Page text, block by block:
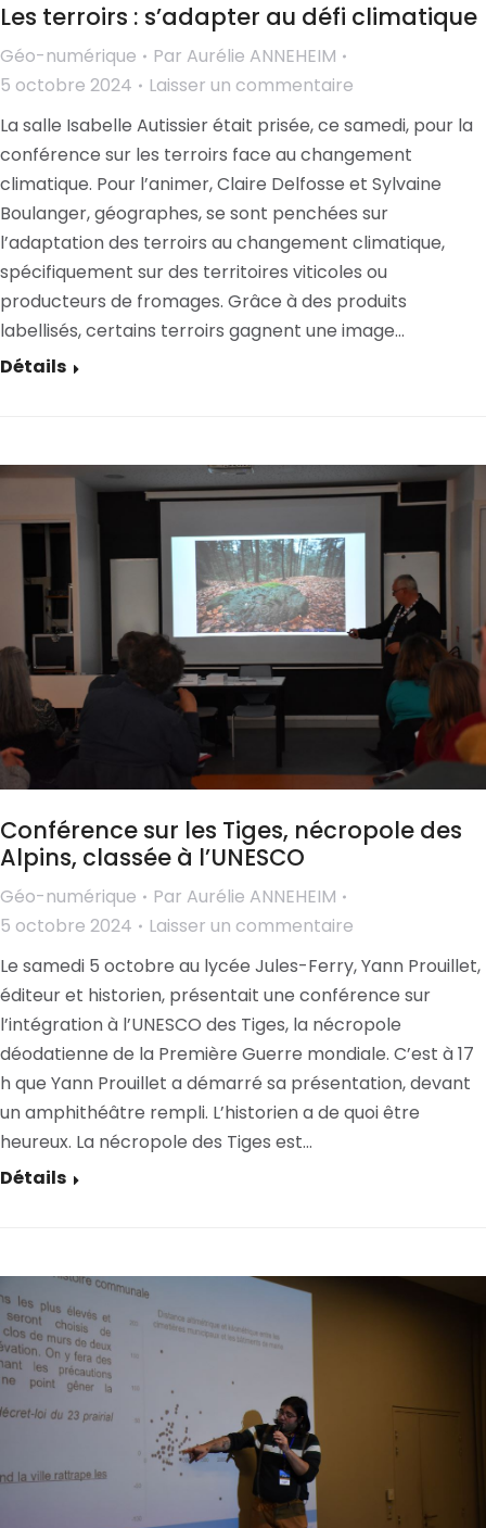
Les terroirs : s’adapter au défi climatique
Géo-numérique Par Aurélie ANNEHEIM
5 octobre 2024
Laisser un commentaire
La salle Isabelle Autissier était prisée, ce samedi, pour la
conférence sur les terroirs face au changement
climatique. Pour l’animer, Claire Delfosse et Sylvaine
Boulanger, géographes, se sont penchées sur
l’adaptation des terroirs au changement climatique,
spécifiquement sur des territoires viticoles ou
producteurs de fromages. Grâce à des produits
labellisés, certains terroirs gagnent une image…
Détails
Conférence sur les Tiges, nécropole des
Alpins, classée à l’UNESCO
Géo-numérique Par Aurélie ANNEHEIM
5 octobre 2024
Laisser un commentaire
Le samedi 5 octobre au lycée Jules-Ferry, Yann Prouillet,
éditeur et historien, présentait une conférence sur
l’intégration à l’UNESCO des Tiges, la nécropole
déodatienne de la Première Guerre mondiale. C’est à 17
h que Yann Prouillet a démarré sa présentation, devant
un amphithéâtre rempli. L’historien a de quoi être
heureux. La nécropole des Tiges est…
Détails